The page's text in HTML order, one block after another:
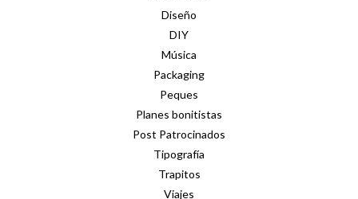
Diseño
DIY
Música
Packaging
Peques
Planes bonitistas
Post Patrocinados
Tipografía
Trapitos
Viajes